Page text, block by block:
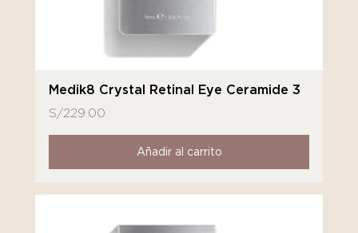
Medik8 Crystal Retinal Eye Ceramide 3
S/229.00
Añadir al carrito